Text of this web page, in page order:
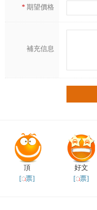
* 期望價格
補充信息
頂
[
票]
好文
[
票]